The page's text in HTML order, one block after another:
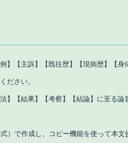
】【主訴】【既往歴】【現病歴】【身
ださい。
】【結果】【考察】【結論】に至る論
）で作成し、コピー機能を使って本文